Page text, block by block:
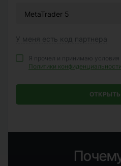
У меня есть код партнера
Я прочел и принимаю условия
Политики конфиденциальности